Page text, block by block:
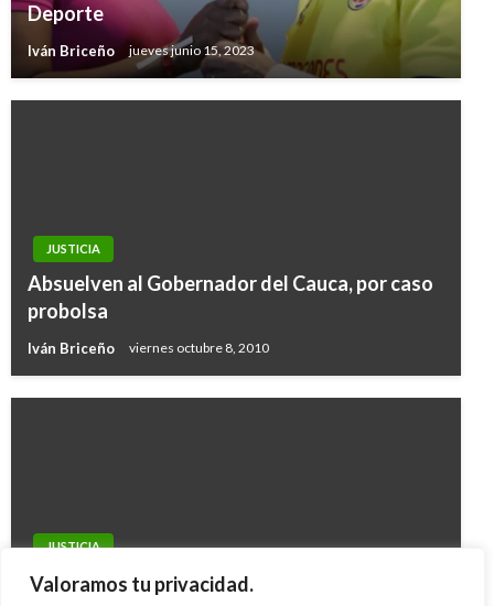
Valoramos tu privacidad.
Deporte
Iván Briceño jueves junio 15, 2023
JUSTICIA
Absuelven al Gobernador del Cauca, por caso
probolsa
Iván Briceño viernes octubre 8, 2010
JUSTICIA
A extinción de dominio 42 propiedades de